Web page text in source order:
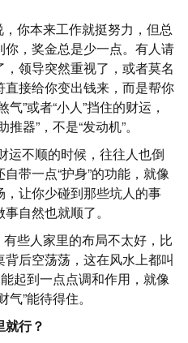
你本来工作就挺努力，但总
，奖金总是少一点。有人请
领导突然重视了，或者莫名
接给你变出钱来，而是帮你
”或者“小人”挡住的财运，
器”，不是“发动机”。
运不顺的时候，往往人也倒
带一点“护身”的功能，就像
让你少碰到那些坑人的事
自然也就顺了。
些人家里的布局不太好，比
后空荡荡，这在风水上都叫
起到一点点调和作用，就像
”能待得住。
行？